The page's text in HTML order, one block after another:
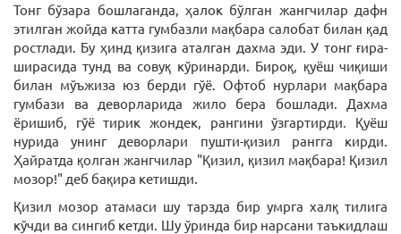
Тонг бўзара бошлаганда, ҳалок бўлган жангчилар дафн
этилган жойда катта гумбазли мақбара салобат билан қад
ростлади. Бу ҳинд қизига аталган дахма эди. У тонг ғира-
ширасида тунд ва совуқ кўринарди. Бироқ, қуёш чиқиши
билан мўъжиза юз берди гўё. Офтоб нурлари мақбара
гумбази ва деворларида жило бера бошлади. Дахма
ёришиб, гўё тирик жондек, рангини ўзгартирди. Қуёш
нурида унинг деворлари пушти-қизил рангга кирди.
Ҳайратда қолган жангчилар "Қизил, қизил мақбара! Қизил
мозор!" деб бақира кетишди.
Қизил мозор атамаси шу тарзда бир умрга халқ тилига
кўчди ва сингиб кетди. Шу ўринда бир нарсани таъкидлаш